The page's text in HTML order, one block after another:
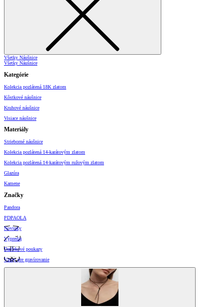
Všetky Náušnice
Všetky Náušnice
Kategórie
Kolekcia pozlátená 18K zlatom
Kôstkové náušnice
Kruhové náušnice
Visiace náušnice
Materiály
Strieborné náušnice
Kolekcia pozlátená 14-karátovým zlatom
Kolekcia pozlátená 14-karátovým ružovým zlatom
Glazúra
Kamene
Značky
Pandora
PDPAOLA
Novinky
Výpredaj
Darčekové poukazy
Vzory pre gravírovanie